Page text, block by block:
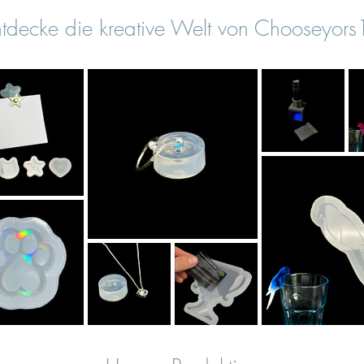
die kreative Welt von